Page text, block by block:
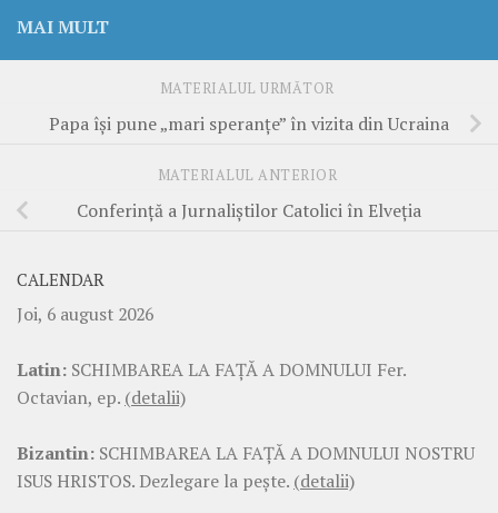
MAI MULT
MATERIALUL URMĂTOR
Papa îşi pune „mari speranţe” în vizita din Ucraina
MATERIALUL ANTERIOR
Conferinţă a Jurnaliştilor Catolici în Elveţia
CALENDAR
Joi, 6 august 2026
Latin: SCHIMBAREA LA FAŢĂ A DOMNULUI Fer.
Octavian, ep. (detalii)
Bizantin: SCHIMBAREA LA FAŢĂ A DOMNULUI NOSTRU
ISUS HRISTOS. Dezlegare la pește. (detalii)